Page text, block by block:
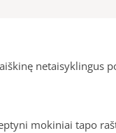
netaisyklingus
mokiniai tapo